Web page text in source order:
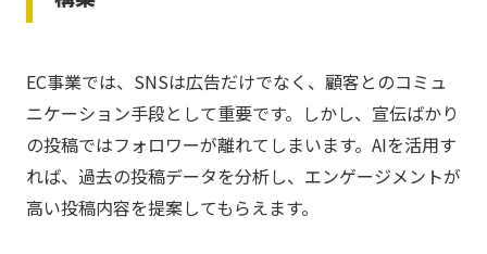
EC事業では、SNSは広告だけでなく、顧客とのコミュ
ニケーション手段として重要です。しかし、宣伝ばかり
の投稿ではフォロワーが離れてしまいます。AIを活用す
れば、過去の投稿データを分析し、エンゲージメントが
高い投稿内容を提案してもらえます。